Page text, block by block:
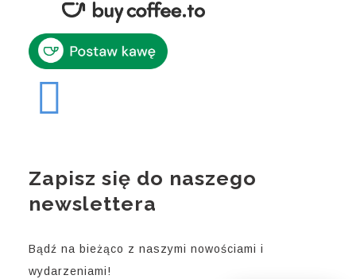
Zapisz się do naszego
newslettera
Bądź na bieżąco z naszymi nowościami i
wydarzeniami!